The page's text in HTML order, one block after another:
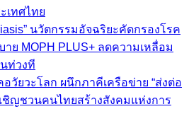
เทศไทย
นวัตกรรมอัจฉริยะคัดกรองโรค
าย MOPH PLUS+ ลดความเหลื่อม
ท่วงที
วัยวะโลก ผนึกภาคีเครือข่าย “ส่งต่อ
ชิญชวนคนไทยสร้างสังคมแห่งการ